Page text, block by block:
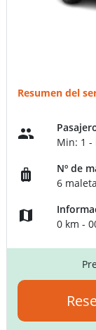
Resumen del
Min: 1 -
Nº de
6
0 km -